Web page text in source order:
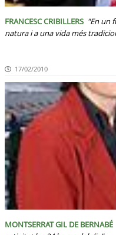
FRANCESC CRIBILLERS "En un
natura i a una vida més
17/02/2010
MONTSERRAT GIL DE BERNABÉ